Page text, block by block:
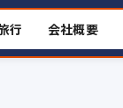
行 会社概要